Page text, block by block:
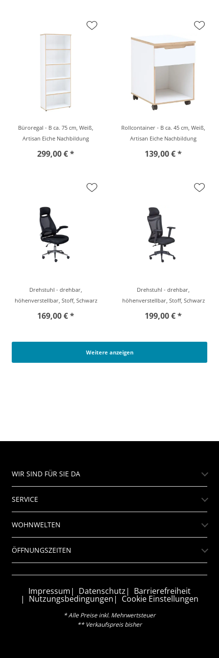
Büroregal - B ca. 75 cm, Weiß,
Artisan Eiche Nachbildung
299,00 € *
Rollcontainer - B ca. 45 cm, Weiß,
Artisan Eiche Nachbildung
139,00 € *
Drehstuhl - drehbar,
höhenverstellbar, Stoff, Schwarz
169,00 € *
Drehstuhl - drehbar,
höhenverstellbar, Stoff, Schwarz
199,00 € *
Weitere anzeigen
WIR SIND FÜR SIE DA
SERVICE
WOHNWELTEN
ÖFFNUNGSZEITEN
Impressum Datenschutz Barrierefreiheit
Nutzungsbedingungen Cookie Einstellungen
* Alle Preise inkl. Mehrwertsteuer
** Verkaufspreis bisher